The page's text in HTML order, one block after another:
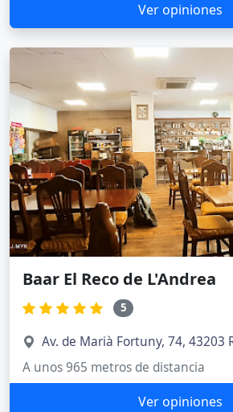
Ver opiniones
Baar El Reco de L'Andrea
5
Av. de Marià Fortuny, 74, 43203
A unos 965 metros de distancia
Ver opiniones